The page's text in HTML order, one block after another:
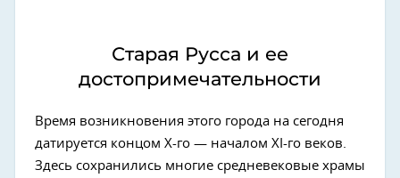
Старая Русса и ее
достопримечательности
Время возникновения этого города на сегодня
датируется концом X-го — началом XI-го веков.
Здесь сохранились многие средневековые храмы